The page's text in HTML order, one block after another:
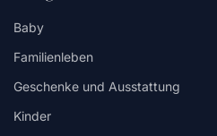
Baby
Familienleben
Geschenke und Ausstattung
Kinder